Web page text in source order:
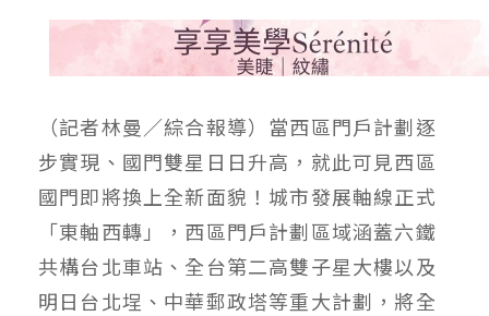
（記者林曼／綜合報導）當西區門戶計劃逐
步實現、國門雙星日日升高，就此可見西區
國門即將換上全新面貌！城市發展軸線正式
「東軸西轉」，西區門戶計劃區域涵蓋六鐵
共構台北車站、全台第二高雙子星大樓以及
明日台北埕、中華郵政塔等重大計劃，將全